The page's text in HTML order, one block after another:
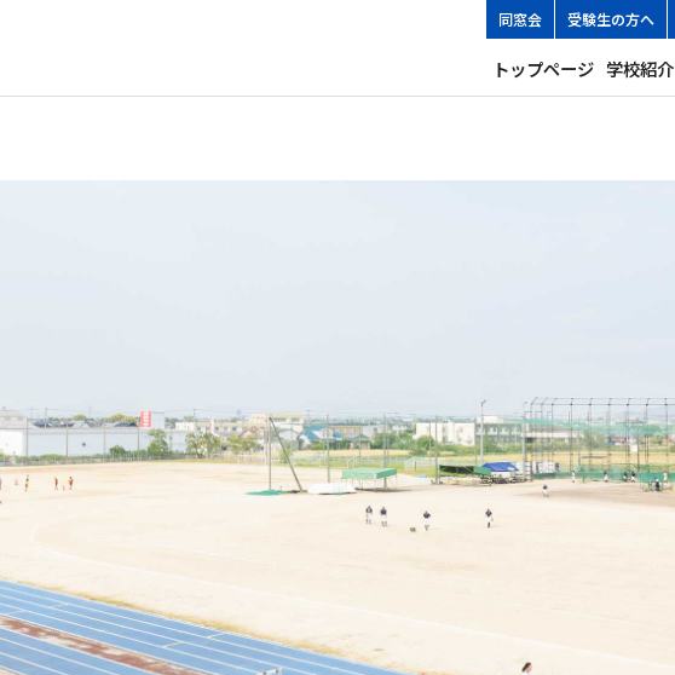
同窓会 受験生の方へ
トップページ 学校紹介